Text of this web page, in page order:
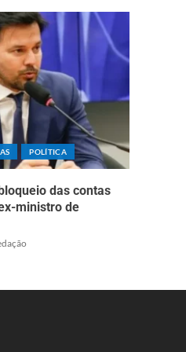
POLÍTICA
das contas
ministro de